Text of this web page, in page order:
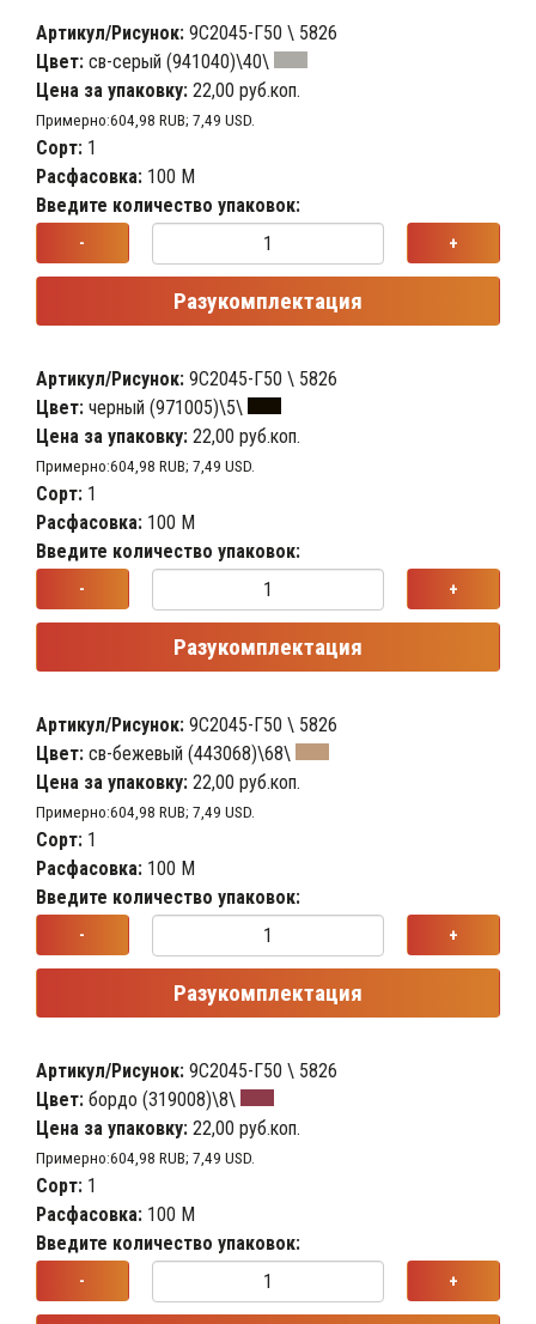
Артикул/Рисунок: 9С2045-Г50 \ 5826
Цвет: св-серый (941040)\40\
Цена за упаковку: 22,00 руб.коп.
Примерно:604,98 RUB; 7,49 USD.
Сорт: 1
Расфасовка: 100 М
Введите количество упаковок:
- +
Разукомплектация
Артикул/Рисунок: 9С2045-Г50 \ 5826
Цвет: черный (971005)\5\
Цена за упаковку: 22,00 руб.коп.
Примерно:604,98 RUB; 7,49 USD.
Сорт: 1
Расфасовка: 100 М
Введите количество упаковок:
- +
Разукомплектация
Артикул/Рисунок: 9С2045-Г50 \ 5826
Цвет: св-бежевый (443068)\68\
Цена за упаковку: 22,00 руб.коп.
Примерно:604,98 RUB; 7,49 USD.
Сорт: 1
Расфасовка: 100 М
Введите количество упаковок:
- +
Разукомплектация
Артикул/Рисунок: 9С2045-Г50 \ 5826
Цвет: бордо (319008)\8\
Цена за упаковку: 22,00 руб.коп.
Примерно:604,98 RUB; 7,49 USD.
Сорт: 1
Расфасовка: 100 М
Введите количество упаковок:
- +